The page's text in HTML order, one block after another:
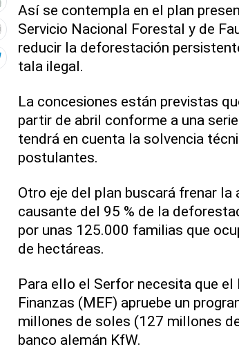
Así se contempla en el plan
Servicio Nacional Forestal y de
reducir la deforestación
tala ilegal.
La concesiones están previstas
partir de abril conforme a una
tendrá en cuenta la solvencia
postulantes.
Otro eje del plan buscará frenar la
causante del 95 % de la
por unas 125.000 familias que
de hectáreas.
Para ello el Serfor necesita que
Finanzas (MEF) apruebe un
millones de soles (127 millones
banco alemán KfW.